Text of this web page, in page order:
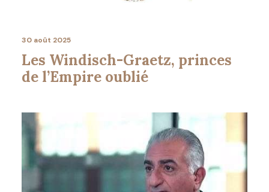
30 août 2025
Les Windisch-Graetz, princes
de l’Empire oublié